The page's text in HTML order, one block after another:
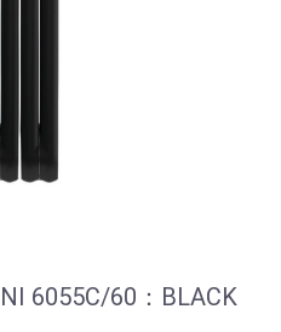
6055C/60：BLACK